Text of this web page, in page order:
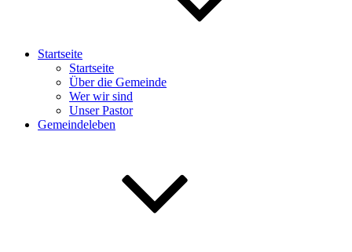
Startseite
Startseite
Über die Gemeinde
Wer wir sind
Unser Pastor
Gemeindeleben